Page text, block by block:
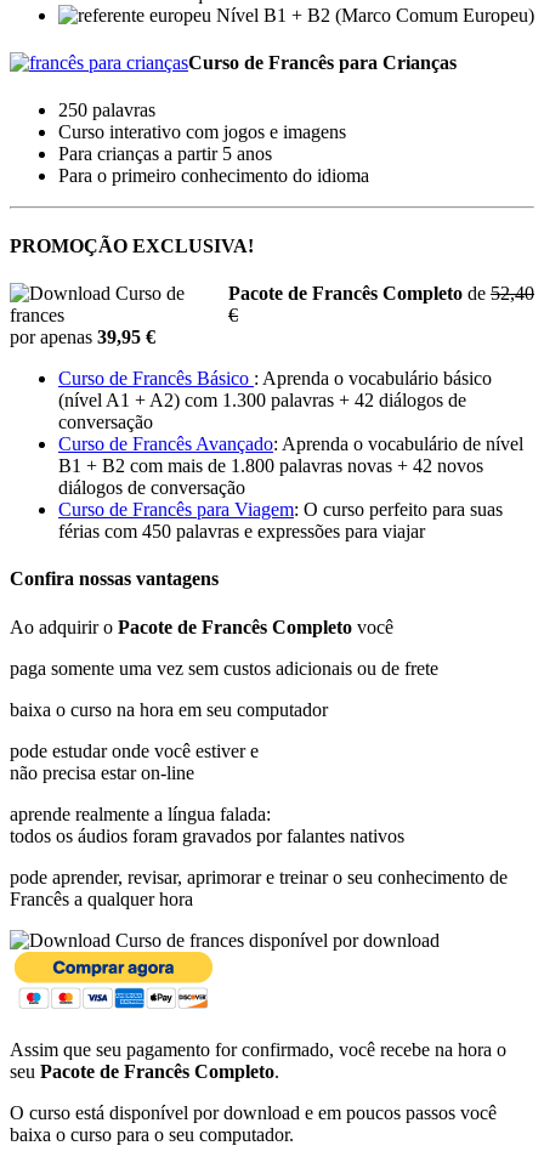
Nível B1 + B2 (Marco Comum Europeu)
Curso de Francês para Crianças
250 palavras
Curso interativo com jogos e imagens
Para crianças a partir 5 anos
Para o primeiro conhecimento do idioma
PROMOÇÃO EXCLUSIVA!
Pacote de Francês Completo de 52,40
€
por apenas 39,95 €
Curso de Francês Básico : Aprenda o vocabulário básico
(nível A1 + A2) com 1.300 palavras + 42 diálogos de
conversação
Curso de Francês Avançado: Aprenda o vocabulário de nível
B1 + B2 com mais de 1.800 palavras novas + 42 novos
diálogos de conversação
Curso de Francês para Viagem: O curso perfeito para suas
férias com 450 palavras e expressões para viajar
Confira nossas vantagens
Ao adquirir o Pacote de Francês Completo você
paga somente uma vez sem custos adicionais ou de frete
baixa o curso na hora em seu computador
pode estudar onde você estiver e
não precisa estar on-line
aprende realmente a língua falada:
todos os áudios foram gravados por falantes nativos
pode aprender, revisar, aprimorar e treinar o seu conhecimento de
Francês a qualquer hora
disponível por download
Assim que seu pagamento for confirmado, você recebe na hora o
seu Pacote de Francês Completo.
O curso está disponível por download e em poucos passos você
baixa o curso para o seu computador.